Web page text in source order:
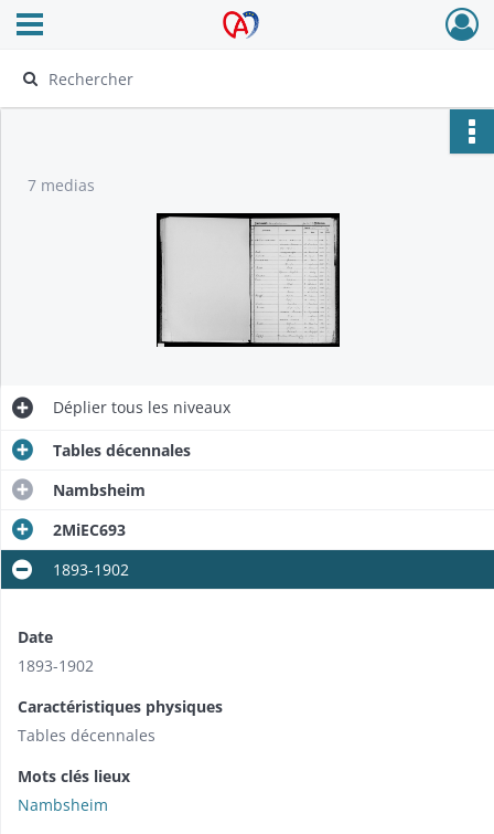
Archives Alsace - Colmar
Ouvrir le menu déroulant
7 medias
Déplier tous les niveaux
Tables décennales
Nambsheim
2MiEC693
1893-1902
Date
1893-1902
Caractéristiques physiques
Tables décennales
Mots clés lieux
Nambsheim